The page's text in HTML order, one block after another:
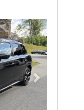
Next